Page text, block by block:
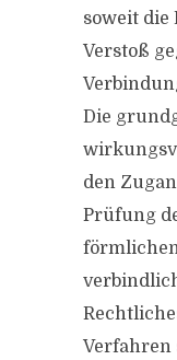
soweit
Verstoß
Die
den
Prüfung
Verfahren